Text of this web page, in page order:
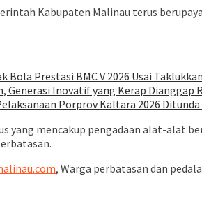
Kabupaten Malinau terus
Bola Prestasi BMC V 2026 Usai
Generasi Inovatif yang Kerap Dianggap
Porprov Kaltara 2026
yang mencakup pengadaan alat-alat
, Warga perbatasan dan